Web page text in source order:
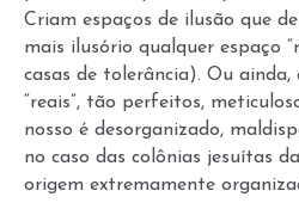
Criam espaços de ilusão que
mais ilusório qualquer espaço
casas de tolerância). Ou ainda,
“reais”, tão perfeitos,
nosso é desorganizado,
no caso das colônias jesuítas
origem extremamente